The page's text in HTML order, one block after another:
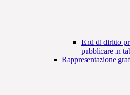
Enti di diritto
pubblicare in
Rappresentazione